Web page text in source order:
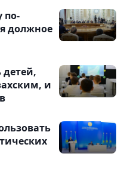
по-
должное
и